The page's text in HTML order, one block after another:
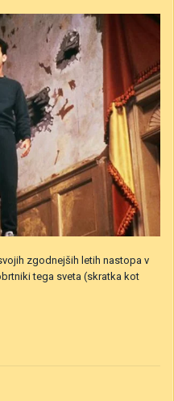
zgodnejših letih nastopa v
tega sveta (skratka kot